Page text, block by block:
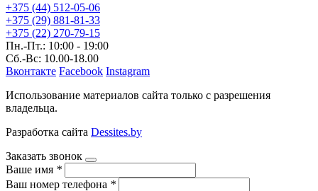
+375 (44) 512-05-06
+375 (29) 881-81-33
+375 (22) 270-79-15
Пн.-Пт.: 10:00 - 19:00
Сб.-Вс: 10.00-18.00
Вконтакте Facebook Instagram
Использование материалов сайта только с разрешения
владельца.
Разработка сайта Dessites.by
Заказать звонок
Ваше имя *
Ваш номер телефона *